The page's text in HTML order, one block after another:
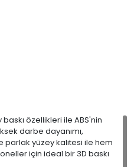
baskı özellikleri ile ABS'nin
darbe dayanımı,
parlak yüzey kalitesi ile hem
için ideal bir 3D baskı